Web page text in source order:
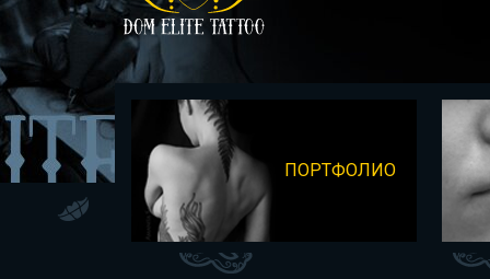
ПОРТФОЛИО